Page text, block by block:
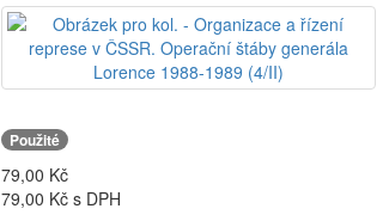
Použité
79,00 Kč
79,00 Kč s DPH